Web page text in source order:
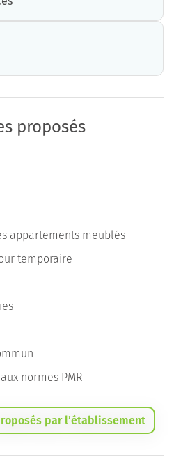
proposés
appartements meublés
temporaire
normes PMR
par l’établissement